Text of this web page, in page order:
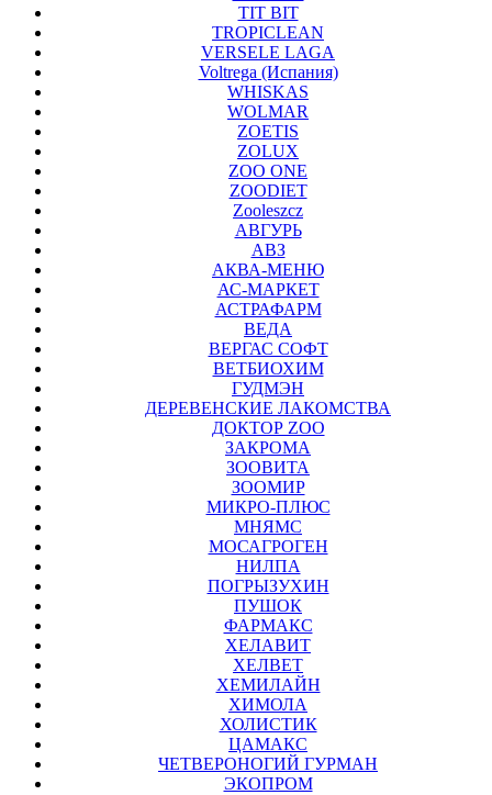
TIT BIT
TROPICLEAN
VERSELE LAGA
Voltrega (Испания)
WHISKAS
WOLMAR
ZOETIS
ZOLUX
ZOO ONE
ZOODIET
Zooleszcz
АВГУРЬ
АВЗ
АКВА-МЕНЮ
АС-МАРКЕТ
АСТРАФАРМ
ВЕДА
ВЕРГАС СОФТ
ВЕТБИОХИМ
ГУДМЭН
ДЕРЕВЕНСКИЕ ЛАКОМСТВА
ДОКТОР ZOO
ЗАКРОМА
ЗООВИТА
ЗООМИР
МИКРО-ПЛЮС
МНЯМС
МОСАГРОГЕН
НИЛПА
ПОГРЫЗУХИН
ПУШОК
ФАРМАКС
ХЕЛАВИТ
ХЕЛВЕТ
ХЕМИЛАЙН
ХИМОЛА
ХОЛИСТИК
ЦАМАКС
ЧЕТВЕРОНОГИЙ ГУРМАН
ЭКОПРОМ